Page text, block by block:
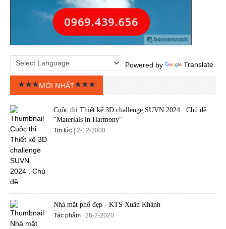
Powered by Translate
MỚI NHẤT
Cuộc thi Thiết kế 3D challenge SUVN 2024 . Chủ đề
"Materials in Harmony"
Tin tức| 2-12-2000
Nhà mặt phố đẹp - KTS Xuân Khánh
Tác phẩm | 26-2-2020